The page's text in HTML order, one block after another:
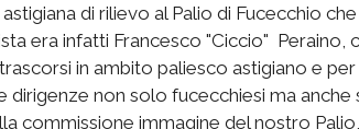
di rilievo al Palio di Fucecchio
era infatti Francesco "Ciccio" Peraino,
in ambito paliesco astigiano e
dirigenze non solo fucecchiesi ma anche
commissione immagine del nostro